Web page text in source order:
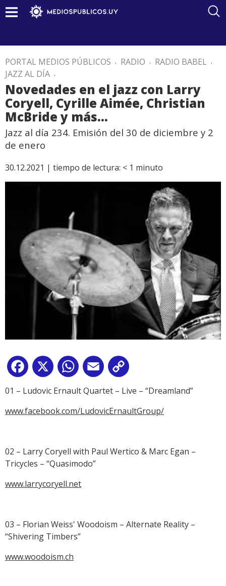
PORTAL MEDIOS PÚBLICOS . RADIO . RADIO BABEL .
JAZZ AL DÍA .
Novedades en el jazz con Larry
Coryell, Cyrille Aimée, Christian
McBride y más…
Jazz al día 234. Emisión del 30 de diciembre y 2
de enero
30.12.2021 | tiempo de lectura: < 1 minuto
Facebook
X WhatsApp
Email
Link
01 – Ludovic Ernault Quartet – Live – “Dreamland”
www.facebook.com/LudovicErnaultGroup/
02 – Larry Coryell with Paul Wertico & Marc Egan –
Tricycles – “Quasimodo”
www.larrycoryell.net
03 – Florian Weiss' Woodoism – Alternate Reality –
“Shivering Timbers”
www.woodoism.ch